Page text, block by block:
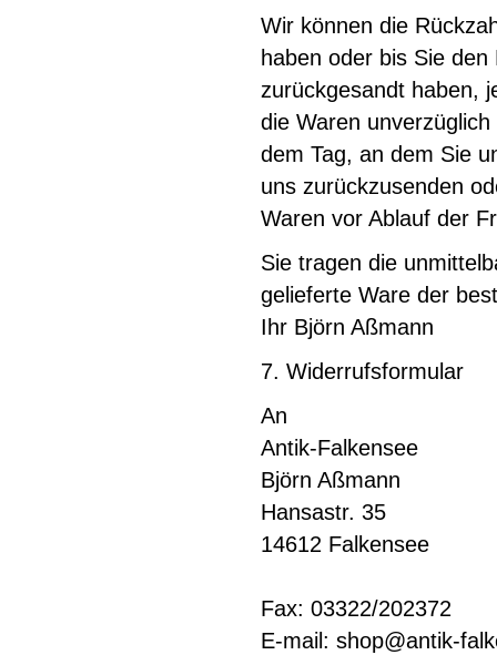
Wir können die
haben oder bis Sie
zurückgesandt haben,
die Waren
dem Tag, an dem Sie
uns zurückzusenden
Waren vor Ablauf der
Sie tragen die
gelieferte Ware der
Ihr Björn Aßmann
7. Widerrufsformular
An
Antik-Falkensee
Björn Aßmann
Hansastr. 35
14612 Falkensee
Fax: 03322/202372
E-mail: shop@antik-